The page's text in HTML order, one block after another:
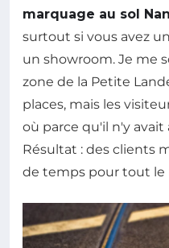
marquage au sol
surtout si vous avez
un showroom. Je me
zone de la Petite
places, mais les
où parce qu'il n'y
Résultat : des clients
de temps pour tout le